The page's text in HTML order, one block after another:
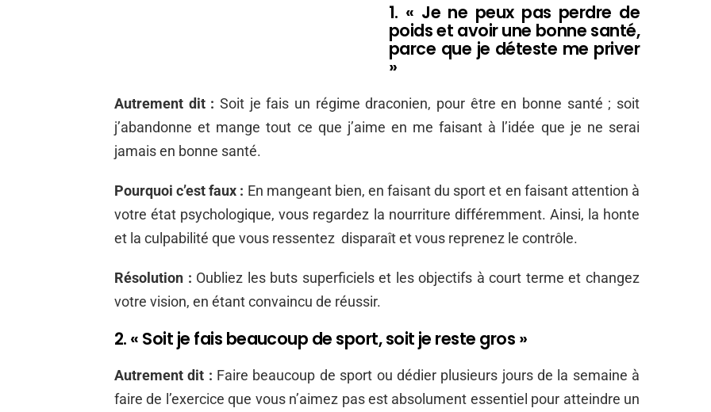
1. « Je ne peux pas perdre de
poids et avoir une bonne santé,
parce que je déteste me priver
»
Autrement dit : Soit je fais un régime draconien, pour être en bonne santé ; soit
j’abandonne et mange tout ce que j’aime en me faisant à l’idée que je ne serai
jamais en bonne santé.
Pourquoi c’est faux : En mangeant bien, en faisant du sport et en faisant attention à
votre état psychologique, vous regardez la nourriture différemment. Ainsi, la honte
et la culpabilité que vous ressentez disparaît et vous reprenez le contrôle.
Résolution : Oubliez les buts superficiels et les objectifs à court terme et changez
votre vision, en étant convaincu de réussir.
2. « Soit je fais beaucoup de sport, soit je reste gros »
Autrement dit : Faire beaucoup de sport ou dédier plusieurs jours de la semaine à
faire de l’exercice que vous n’aimez pas est absolument essentiel pour atteindre un